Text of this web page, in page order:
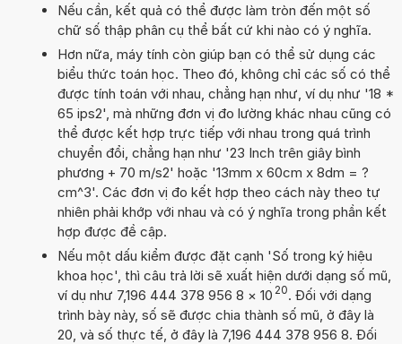
Nếu cần, kết quả có thể được làm tròn đến một số
chữ số thập phân cụ thể bất cứ khi nào có ý nghĩa.
Hơn nữa, máy tính còn giúp bạn có thể sử dụng các
biểu thức toán học. Theo đó, không chỉ các số có thể
được tính toán với nhau, chẳng hạn như, ví dụ như '18 *
65 ips2', mà những đơn vị đo lường khác nhau cũng có
thể được kết hợp trực tiếp với nhau trong quá trình
chuyển đổi, chẳng hạn như '23 Inch trên giây bình
phương + 70 m/s2' hoặc '13mm x 60cm x 8dm = ?
cm^3'. Các đơn vị đo kết hợp theo cách này theo tự
nhiên phải khớp với nhau và có ý nghĩa trong phần kết
hợp được đề cập.
Nếu một dấu kiểm được đặt cạnh 'Số trong ký hiệu
khoa học', thì câu trả lời sẽ xuất hiện dưới dạng số mũ,
ví dụ như 7,196 444 378 956 8 × 10 20. Đối với dạng
trình bày này, số sẽ được chia thành số mũ, ở đây là
20, và số thực tế, ở đây là 7,196 444 378 956 8. Đối